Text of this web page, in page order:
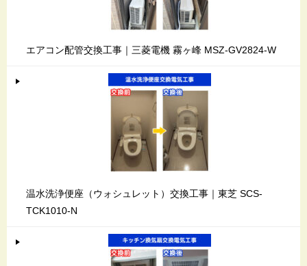
エアコン配管交換工事｜三菱電機 霧ヶ峰 MSZ-GV2824-W
温水洗浄便座（ウォシュレット）交換工事｜東芝 SCS-
TCK1010-N